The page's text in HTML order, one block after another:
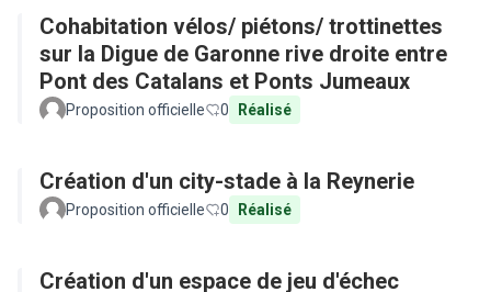
Cohabitation vélos/ piétons/ trottinettes
sur la Digue de Garonne rive droite entre
Pont des Catalans et Ponts Jumeaux
Proposition officielle 0 Réalisé
Création d'un city-stade à la Reynerie
Proposition officielle 0 Réalisé
Création d'un espace de jeu d'échec